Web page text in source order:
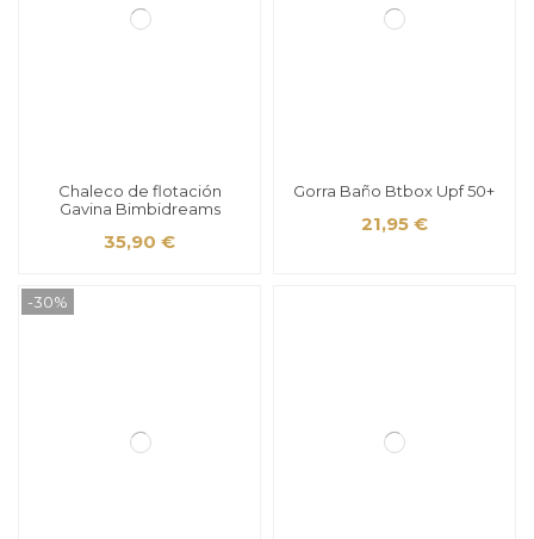
Chaleco de flotación
Gavina Bimbidreams
35,90 €
Gorra Baño Btbox Upf 50+
21,95 €
-30%